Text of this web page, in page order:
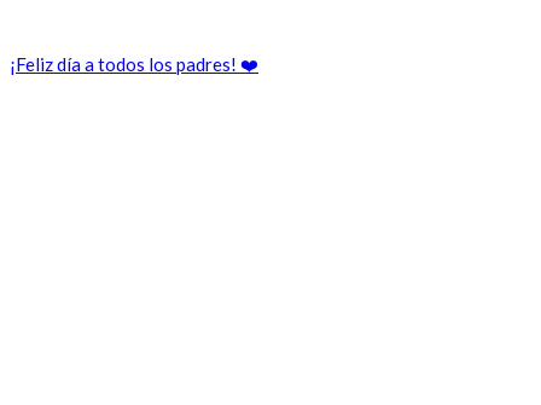
¡Feliz día a todos los padres! ❤️